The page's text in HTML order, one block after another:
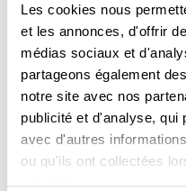
Les cookies nous
et les annonces, d'offrir
médias sociaux et
partageons également
notre site avec nos
publicité et d'analyse, qui
avec d'autres
ou qu'ils ont collectées
services.
d'obligations ou de
d'énergie et de gaz -
personnel limité - Tous
ordre LIEU ET
- Hall : 76 m² - Cuisine
stockage : 7 m² -
- Terrasse : 25 m²
l'intérieur - 16+ places
d'extension/optimisation